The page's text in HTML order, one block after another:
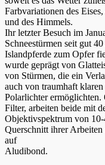
Farbvariationen des
und des Himmels.
Ihr letzter Besuch im
Schneestürmen seit gut
Islandpferde zum Opfer
wurde geprägt von
von Stürmen, die ein
auch von traumhaft
Polarlichter
Filter, arbeiten beide mit
Objektivspektrum von
Querschnitt ihrer
auf
Aludibond.